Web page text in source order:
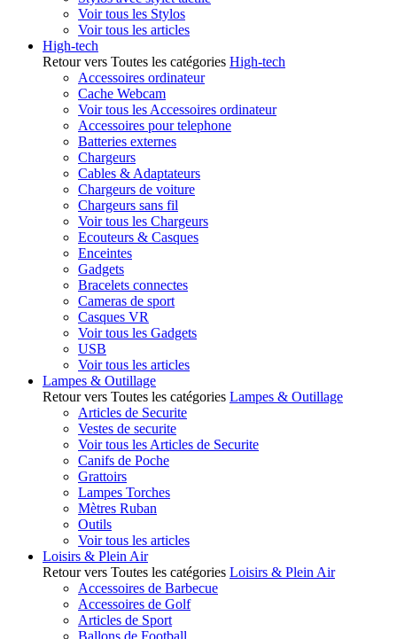
Voir tous les Stylos
Voir tous les articles
High-tech
Retour vers Toutes les catégories High-tech
Accessoires ordinateur
Cache Webcam
Voir tous les Accessoires ordinateur
Accessoires pour telephone
Batteries externes
Chargeurs
Cables & Adaptateurs
Chargeurs de voiture
Chargeurs sans fil
Voir tous les Chargeurs
Ecouteurs & Casques
Enceintes
Gadgets
Bracelets connectes
Cameras de sport
Casques VR
Voir tous les Gadgets
USB
Voir tous les articles
Lampes & Outillage
Retour vers Toutes les catégories Lampes & Outillage
Articles de Securite
Vestes de securite
Voir tous les Articles de Securite
Canifs de Poche
Grattoirs
Lampes Torches
Mètres Ruban
Outils
Voir tous les articles
Loisirs & Plein Air
Retour vers Toutes les catégories Loisirs & Plein Air
Accessoires de Barbecue
Accessoires de Golf
Articles de Sport
Ballons de Football